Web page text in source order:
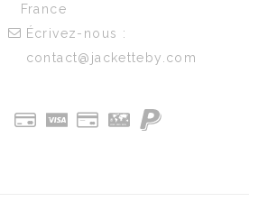
France
Écrivez-nous :
contact@jacketteby.com